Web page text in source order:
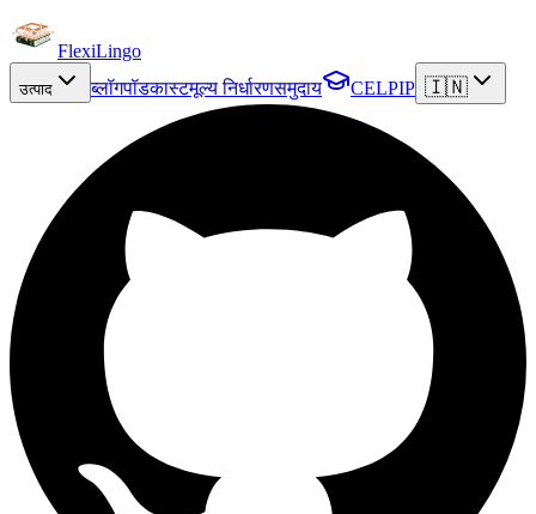
FlexiLingo
उत्पाद ब्लॉगपॉडकास्टमूल्य निर्धारणसमुदाय CELPIP 🇮🇳